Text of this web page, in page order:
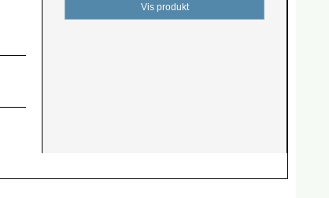
Vis produkt